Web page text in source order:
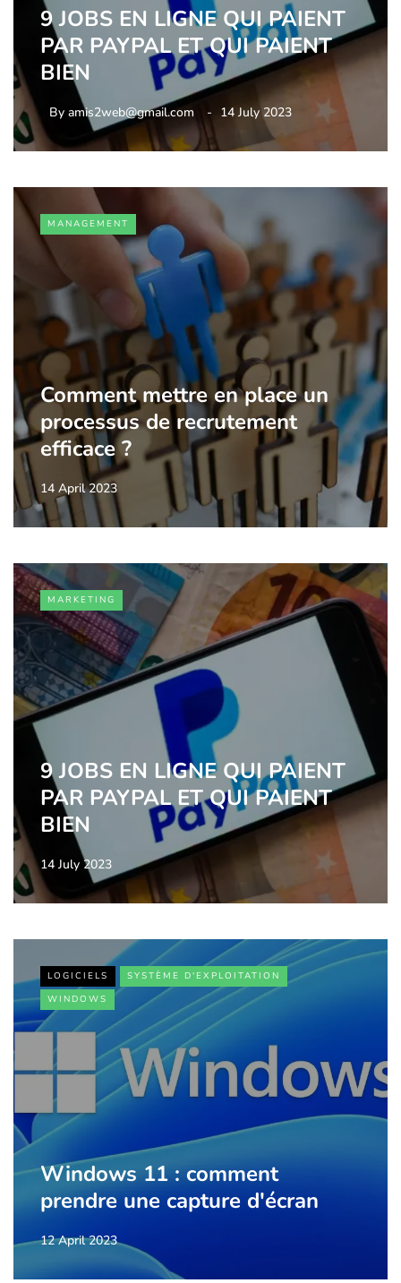
9 JOBS EN LIGNE QUI PAIENT
PAR PAYPAL ET QUI PAIENT
BIEN
By amis2web@gmail.com 14 July 2023
MANAGEMENT
Comment mettre en place un
processus de recrutement
efficace ?
14 April 2023
MARKETING
9 JOBS EN LIGNE QUI PAIENT
PAR PAYPAL ET QUI PAIENT
BIEN
14 July 2023
LOGICIELS
SYSTÈME D'EXPLOITATION
WINDOWS
Windows 11 : comment
prendre une capture d'écran
12 April 2023